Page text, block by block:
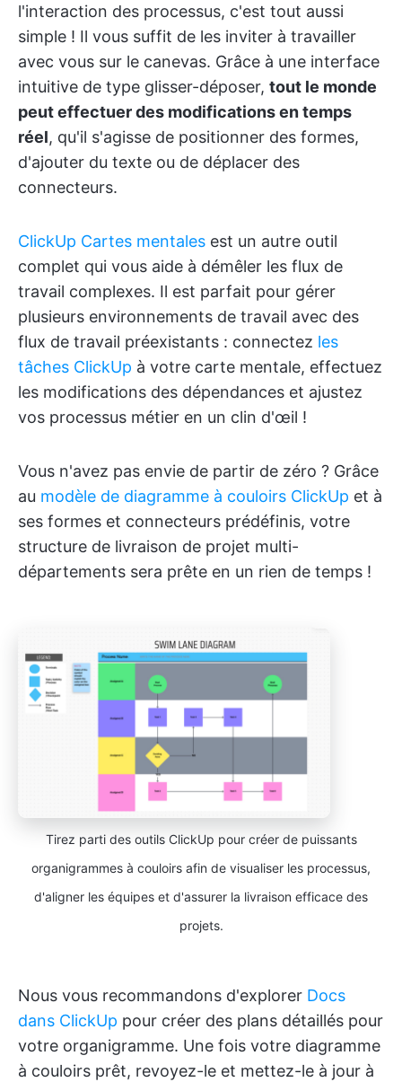
l'interaction des processus, c'est tout aussi
simple ! Il vous suffit de les inviter à travailler
avec vous sur le canevas. Grâce à une interface
intuitive de type glisser-déposer, tout le monde
peut effectuer des modifications en temps
réel, qu'il s'agisse de positionner des formes,
d'ajouter du texte ou de déplacer des
connecteurs.
ClickUp Cartes mentales est un autre outil
complet qui vous aide à démêler les flux de
travail complexes. Il est parfait pour gérer
plusieurs environnements de travail avec des
flux de travail préexistants : connectez les
tâches ClickUp à votre carte mentale, effectuez
les modifications des dépendances et ajustez
vos processus métier en un clin d'œil !
Vous n'avez pas envie de partir de zéro ? Grâce
au modèle de diagramme à couloirs ClickUp et à
ses formes et connecteurs prédéfinis, votre
structure de livraison de projet multi-
départements sera prête en un rien de temps !
Tirez parti des outils ClickUp pour créer de puissants
organigrammes à couloirs afin de visualiser les processus,
d'aligner les équipes et d'assurer la livraison efficace des
projets.
Nous vous recommandons d'explorer Docs
dans ClickUp pour créer des plans détaillés pour
votre organigramme. Une fois votre diagramme
à couloirs prêt, revoyez-le et mettez-le à jour à